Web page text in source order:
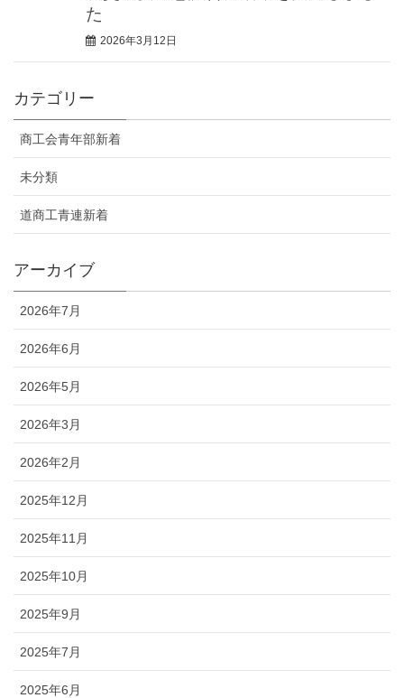
た
2026年3月12日
カテゴリー
商工会青年部新着
未分類
道商工青連新着
アーカイブ
2026年7月
2026年6月
2026年5月
2026年3月
2026年2月
2025年12月
2025年11月
2025年10月
2025年9月
2025年7月
2025年6月